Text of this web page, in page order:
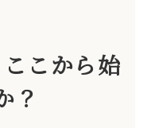
こから始
？